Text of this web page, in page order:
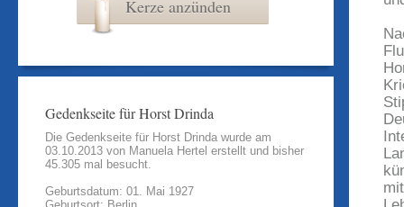
Kerze anzünden
Gedenkseite für Horst Drinda
Die Gedenkseite für Horst Drinda wurde am
03.10.2013 von Manuela Hertel erstellt und bisher
45.305 mal besucht.
Geburtsdatum: 01. Mai 1927